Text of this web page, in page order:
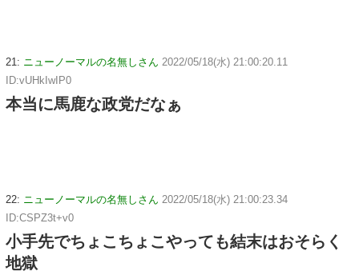
21: ニューノーマルの名無しさん 2022/05/18(水) 21:00:20.11
ID:vUHkIwIP0
本当に馬鹿な政党だなぁ
22: ニューノーマルの名無しさん 2022/05/18(水) 21:00:23.34
ID:CSPZ3t+v0
小手先でちょこちょこやっても結末はおそらく
地獄